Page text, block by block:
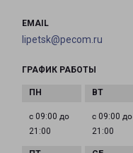
EMAIL
lipetsk@pecom.ru
ГРАФИК РАБОТЫ
с 09:00 до
21:00
с 09:00 до
21:00